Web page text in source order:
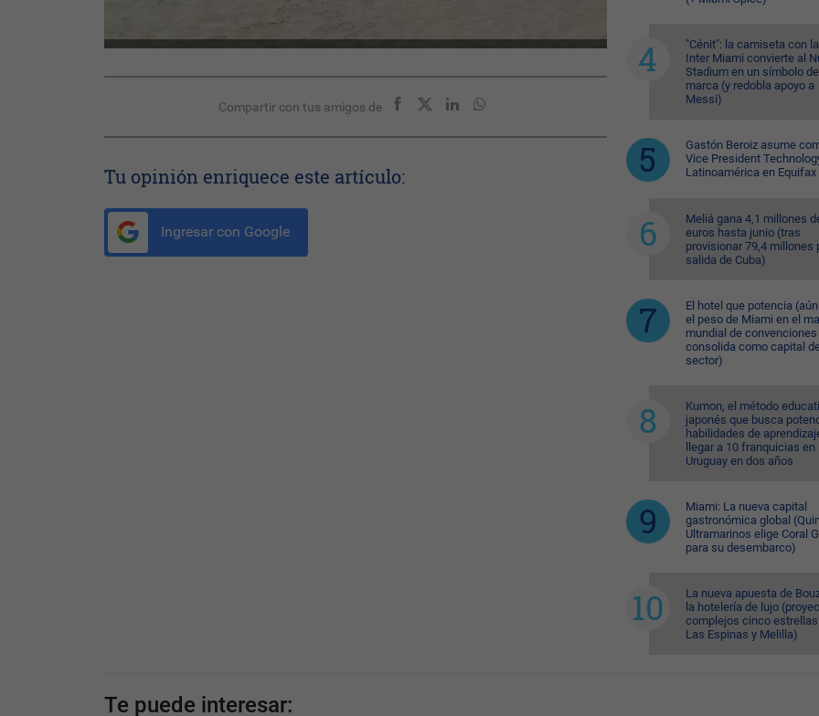
Compartir con tus amigos de
Tu opinión enriquece este artículo:
Ingresar con Google
"Cénit": la camiseta con
Inter Miami convierte al
Stadium en un símbolo de
marca (y redobla apoyo a
Messi)
Gastón Beroiz asume
Vice President
Latinoamérica en Equifax
Meliá gana 4,1 millones
euros hasta junio (tras
provisionar 79,4 millones
salida de Cuba)
El hotel que potencia
el peso de Miami en el
mundial de convenciones
consolida como capital
sector)
Kumon, el método
japonés que busca
habilidades de
llegar a 10 franquicias en
Uruguay en dos años
Miami: La nueva capital
gastronómica global
Ultramarinos elige Coral
para su desembarco)
La nueva apuesta de
la hotelería de lujo
complejos cinco
Las Espinas y Melilla)
Te puede interesar: